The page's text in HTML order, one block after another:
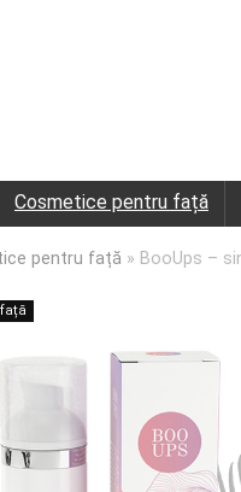
Cosmetice pentru față
pentru față » BooUps –